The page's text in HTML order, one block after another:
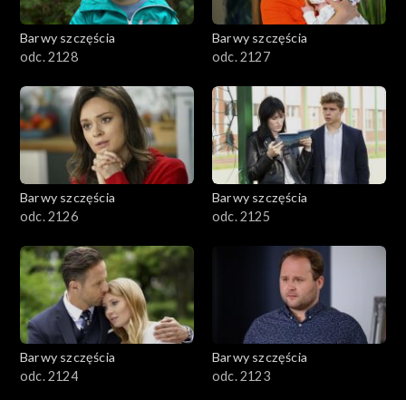
Barwy szczęścia
odc. 2128
Barwy szczęścia
odc. 2127
Barwy szczęścia
odc. 2126
Barwy szczęścia
odc. 2125
Barwy szczęścia
odc. 2124
Barwy szczęścia
odc. 2123